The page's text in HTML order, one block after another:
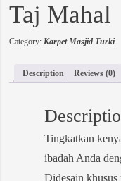
Taj Mahal
Category: Karpet Masjid Turki
Description Reviews (0)
Tingkatkan
ibadah Anda
Didesain